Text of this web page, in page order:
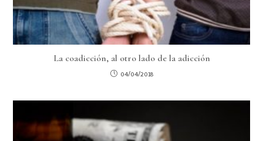
La coadicción, al otro lado de la adicción
04/04/2018